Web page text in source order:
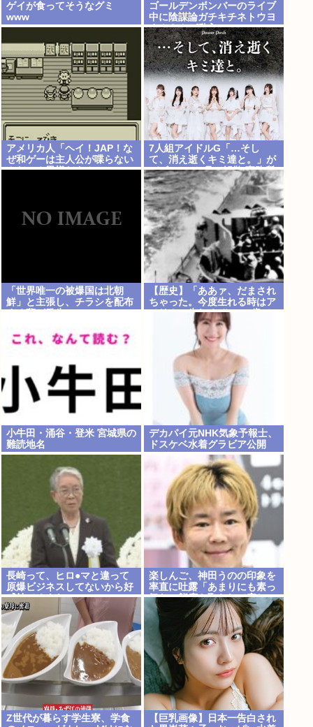
ゲイが食ってそうなグミ
www
ゴールデンボンバーのライブ
中に陰謀論ガチキチネトウヨ
まんさんが乱入www
アメリカ人「ヘイ！JAP！な
ぜ和ゲーは主人公が喋らない
んだい？異様だよ？」
7人組アイドルG「…そし
て、消え逝くキミ達と。」が
デビュー3か月で解散 事務所
が事業継続困難なため
「世界唯一の被爆国は北朝
鮮」と主張し、チラシを配布
【歴史】「ああァ、だまされ
ちゃった。今度生れる時はア
メリカへ生れるぞ」 22歳で
戦死した特攻隊員が出撃前の
日記に残した”本音”
小牛田・涌谷・登米 宮城県の
難読地名
デカパイ元NHK気象予報士、
ドスケベ水着グラビア公開
長崎って、ヒロ●マと違って
原爆ビジネスしてないから好
感持てるよな
楽しんご、神田うのの印象を
率直に吐露「あまりにも素っ
気ない態度を取られて寂し
い」
Z世代が暮らす学生寮、学食
【巨乳画像】日本一告白され